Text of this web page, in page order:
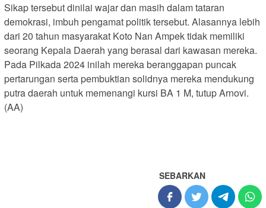
Sikap tersebut dinilai wajar dan masih dalam tataran
demokrasi, imbuh pengamat politik tersebut. Alasannya lebih
dari 20 tahun masyarakat Koto Nan Ampek tidak memiliki
seorang Kepala Daerah yang berasal dari kawasan mereka.
Pada Pilkada 2024 inilah mereka beranggapan puncak
pertarungan serta pembuktian solidnya mereka mendukung
putra daerah untuk memenangi kursi BA 1 M, tutup Arnovi.
(AA)
SEBARKAN